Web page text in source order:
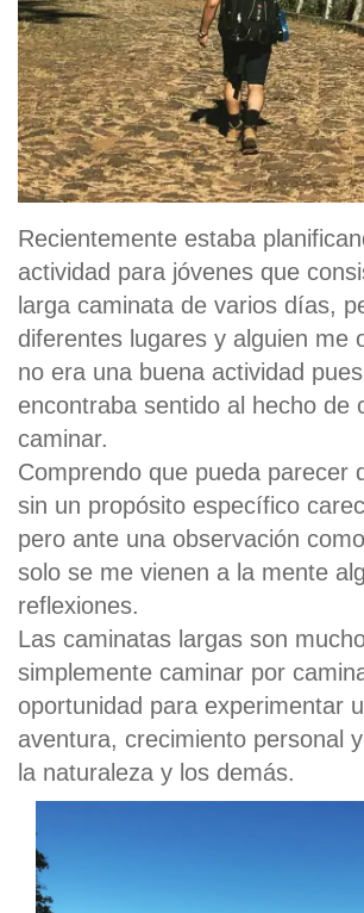
Recientemente estaba
actividad para jóvenes que
larga caminata de varios días,
diferentes lugares y alguien me
no era una buena actividad
encontraba sentido al hecho de
caminar.
Comprendo que pueda parecer
sin un propósito específico
pero ante una observación
solo se me vienen a la mente
reflexiones.
Las caminatas largas son
simplemente caminar por
oportunidad para experimentar
aventura, crecimiento personal
la naturaleza y los demás.